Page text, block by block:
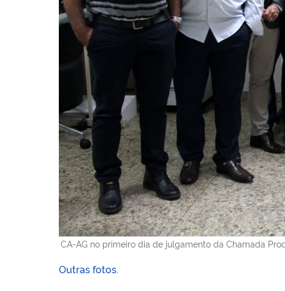
CA-AG no primeiro dia de julgamento da Chamada
Outras fotos.